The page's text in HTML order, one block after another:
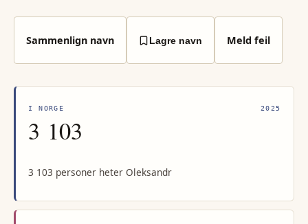
Sammenlign navn Lagre navn Meld feil
I NORGE 2025
3 103
3 103 personer heter Oleksandr